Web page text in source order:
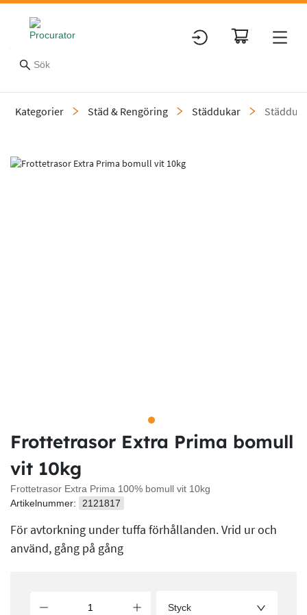
Kategorier Städ & Rengöring Städdukar
Slide 1 of 1
Frottetrasor Extra Prima bomull
vit 10kg
Frottetrasor Extra Prima 100% bomull vit 10kg
Artikelnummer:
2121817
För avtorkning under tuffa förhållanden. Vrid ur och
använd, gång på gång
Styck